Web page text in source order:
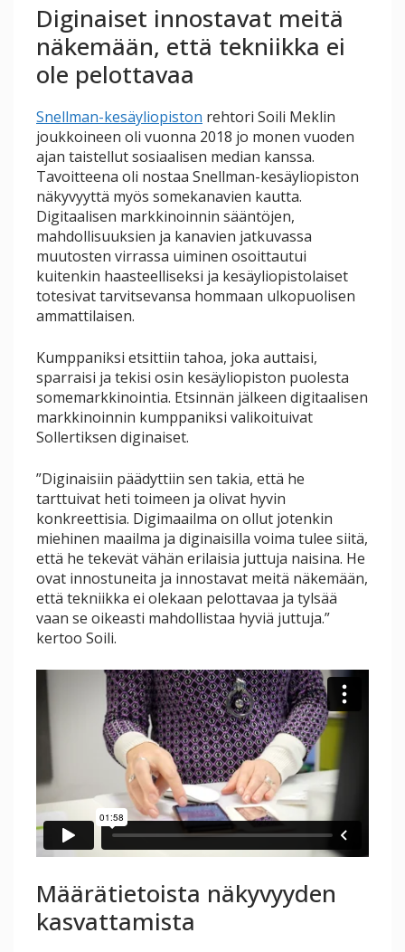
e
b
o
o
k
itt
er
k
e
dI
n
ar
e
Diginaiset innostavat meitä
näkemään, että tekniikka ei
ole pelottavaa
Snellman-kesäyliopiston rehtori Soili Meklin
joukkoineen oli vuonna 2018 jo monen vuoden
ajan taistellut sosiaalisen median kanssa.
Tavoitteena oli nostaa Snellman-kesäyliopiston
näkyvyyttä myös somekanavien kautta.
Digitaalisen markkinoinnin sääntöjen,
mahdollisuuksien ja kanavien jatkuvassa
muutosten virrassa uiminen osoittautui
kuitenkin haasteelliseksi ja kesäyliopistolaiset
totesivat tarvitsevansa hommaan ulkopuolisen
ammattilaisen.
Kumppaniksi etsittiin tahoa, joka auttaisi,
sparraisi ja tekisi osin kesäyliopiston puolesta
somemarkkinointia. Etsinnän jälkeen digitaalisen
markkinoinnin kumppaniksi valikoituivat
Sollertiksen diginaiset.
”Diginaisiin päädyttiin sen takia, että he
tarttuivat heti toimeen ja olivat hyvin
konkreettisia. Digimaailma on ollut jotenkin
miehinen maailma ja diginaisilla voima tulee siitä,
että he tekevät vähän erilaisia juttuja naisina. He
ovat innostuneita ja innostavat meitä näkemään,
että tekniikka ei olekaan pelottavaa ja tylsää
vaan se oikeasti mahdollistaa hyviä juttuja.”
kertoo Soili.
Määrätietoista näkyvyyden
kasvattamista